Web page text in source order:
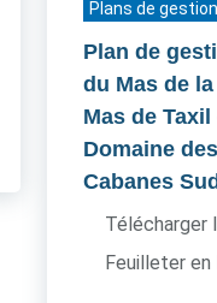
Plans de gestion
Plan de
du Mas de
Mas de Taxil
Domaine
Cabanes Sud
Télécharger
Feuilleter en